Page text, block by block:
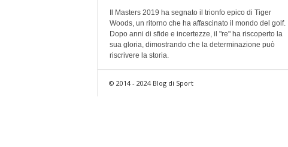
Il Masters 2019 ha segnato il trionfo epico di Tiger
Woods, un ritorno che ha affascinato il mondo del golf.
Dopo anni di sfide e incertezze, il "re" ha riscoperto la
sua gloria, dimostrando che la determinazione può
riscrivere la storia.
© 2014 - 2024 Blog di Sport